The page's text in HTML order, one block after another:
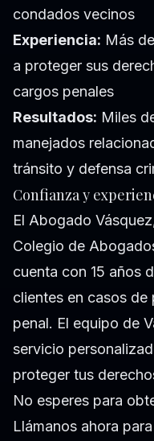
condados vecinos
Experiencia: Más
a proteger sus
cargos penales
Resultados: Miles
manejados
tránsito y defensa
Confianza y
El Abogado
Colegio de
cuenta con 15 años
clientes en casos
penal. El equipo de
servicio
proteger tus
No esperes para
Llámanos ahora